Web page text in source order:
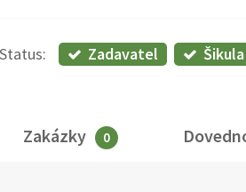
Status: Zadavatel Šikula
Zakázky 0